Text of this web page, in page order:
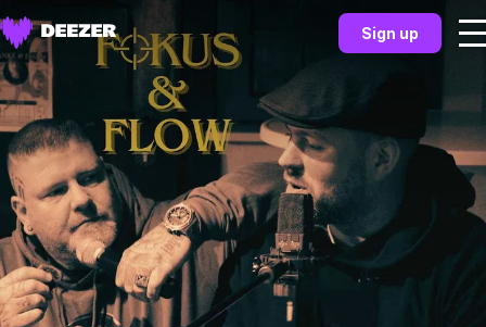
Sign up